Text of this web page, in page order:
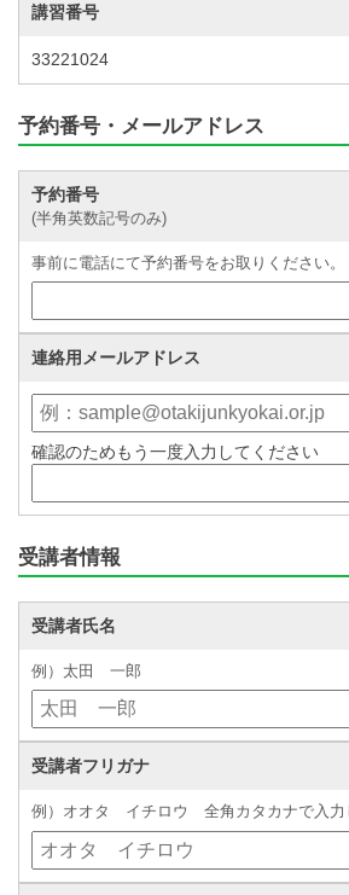
講習番号
33221024
予約番号・メールアドレス
予約番号
(半角英数記号のみ)
事前に電話にて予約番号をお取りください。
連絡用メールアドレス
確認のためもう一度入力してください
受講者情報
受講者氏名
例）太田 一郎
受講者フリガナ
例）オオタ イチロウ 全角カタカナで入力